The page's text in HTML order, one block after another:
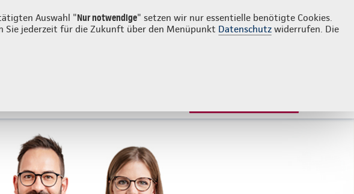
Auswahl "Nur notwendige" setzen wir nur essentielle benötigte Cookies.
Sie jederzeit für die Zukunft über den Menüpunkt Datenschutz widerrufen. Die
Login Kontakt 02651 98610